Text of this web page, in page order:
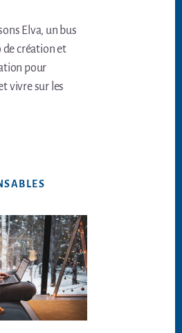
Elva, un bus
de création et
pour
vivre sur les